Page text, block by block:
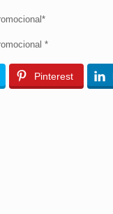
*
Pinterest